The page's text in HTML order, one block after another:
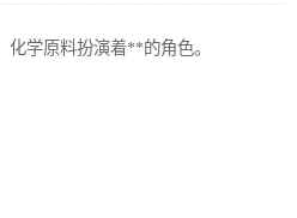
学原料扮演着**的角色。